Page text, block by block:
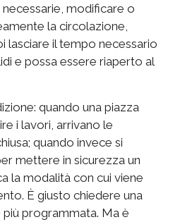
modificare o
la circolazione,
lasciare il tempo necessario
e possa essere riaperto al
quando una piazza
i lavori, arrivano le
quando invece si
mettere in sicurezza un
la modalità con cui viene
È giusto chiedere una
programmata. Ma è